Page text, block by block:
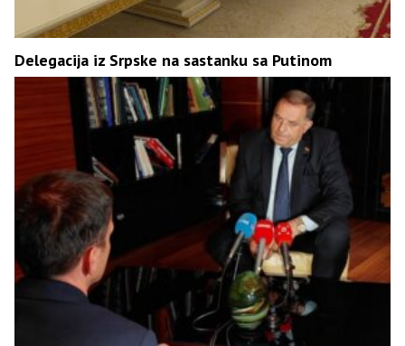
Delegacija iz Srpske na sastanku sa Putinom